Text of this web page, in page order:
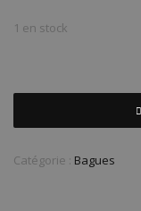
1 en stock
Catégorie : Bagues